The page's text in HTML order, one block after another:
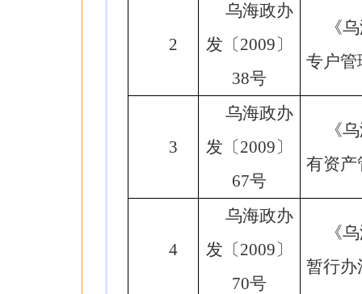
2
乌海政办
发〔2009〕
38号
《
专户管
3
乌海政办
发〔2009〕
67号
《
有资产
4
乌海政办
发〔2009〕
70号
《
暂行办